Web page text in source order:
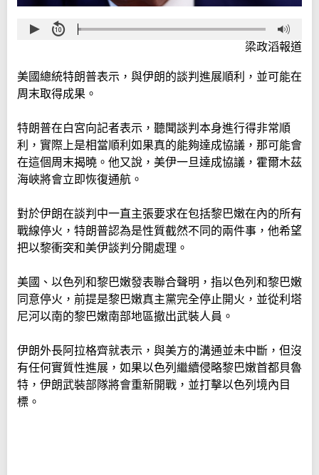
梁政滔報道
美國總統特朗普表示，與伊朗的談判進展順利，並可能在
周末取得成果。
特朗普在白宮向記者表示，聽聞談判本身進行得非常順
利，實際上是相當順利如果真的能夠達成協議，那可能會
在這個周末揭曉。他又說，美伊一旦達成協議，霍爾木茲
海峽將會立即恢復通航。
對於伊朗在談判中一直主張要求在包括黎巴嫩在內的所有
戰線停火，特朗普認為是性質截然不同的兩件事，他希望
把以黎衝突和美伊談判分開處理。
美國、以色列和黎巴嫩發表聯合聲明，指以色列和黎巴嫩
同意停火，前提是黎巴嫩真主黨完全停止開火，並從利塔
尼河以南的黎巴嫩南部地區撤出武裝人員。
伊朗外長阿拉格齊就表示，與美方的溝通並未中斷，但沒
有任何實質性進展，如果以色列繼續侵略黎巴嫩首都貝魯
特，伊朗武裝部隊將會重新開戰，並打擊以色列境內目
標。